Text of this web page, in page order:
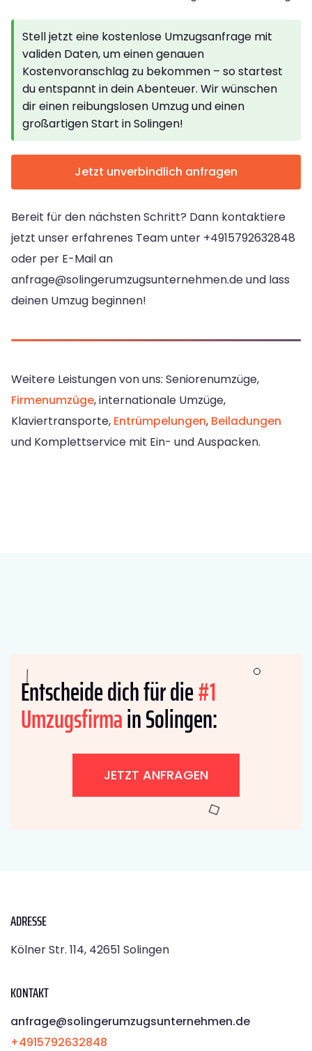
Stell jetzt eine kostenlose Umzugsanfrage mit
validen Daten, um einen genauen
Kostenvoranschlag zu bekommen – so startest
du entspannt in dein Abenteuer. Wir wünschen
dir einen reibungslosen Umzug und einen
großartigen Start in Solingen!
Jetzt unverbindlich anfragen
Bereit für den nächsten Schritt? Dann kontaktiere
jetzt unser erfahrenes Team unter +4915792632848
oder per E-Mail an
anfrage@solingerumzugsunternehmen.deund lass
deinen Umzug beginnen!
Weitere Leistungen von uns: Seniorenumzüge,
Firmenumzüge, internationale Umzüge,
Klaviertransporte, Entrümpelungen, Beiladungen
und Komplettservice mit Ein- und Auspacken.
Entscheide dich für die#1
Umzugsfirmain Solingen:
JETZT ANFRAGEN
ADRESSE
Kölner Str. 114, 42651 Solingen
KONTAKT
anfrage@solingerumzugsunternehmen.de
+4915792632848